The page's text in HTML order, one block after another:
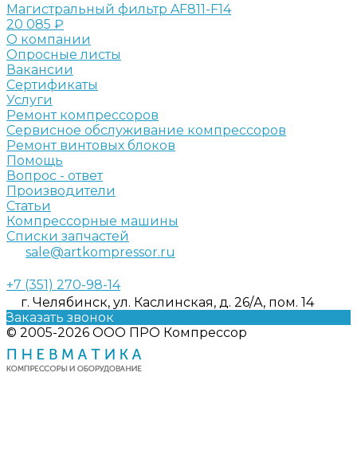
Магистральный фильтр AF811-F14
20 085 ₽
О компании
Опросные листы
Вакансии
Сертификаты
Услуги
Ремонт компрессоров
Сервисное обслуживание компрессоров
Ремонт винтовых блоков
Помощь
Вопрос - ответ
Производители
Статьи
Компрессорные машины
Списки запчастей
sale@artkompressor.ru
+7 (351) 270-98-14
г. Челябинск, ул. Каслинская, д. 26/А, пом. 14
Заказать звонок
© 2005-2026 ООО ПРО Компрессор